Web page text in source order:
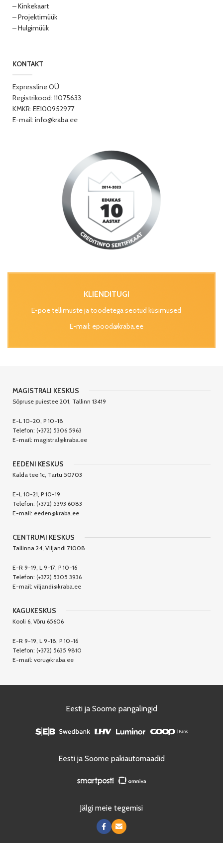
– Kinkekaart
– Projektimüük
– Hulgimüük
KONTAKT
Expressline OÜ
Registrikood: 11075633
KMKR: EE100952977
E-mail: info@kraba.ee
KLIENDITUGI
E-poe tellimuste ja toodetega seotud küsimused
E-mail: epood@kraba.ee
MAGISTRALI KESKUS
Sõpruse puiestee 201, Tallinn 13419
E-L 10-20, P 10-18
Telefon: (+372) 5306 5963
E-mail: magistral@kraba.ee
EEDENI KESKUS
Kalda tee 1c, Tartu 50703
E-L 10-21, P 10-19
Telefon: (+372) 5393 6083
E-mail: eeden@kraba.ee
CENTRUMI KESKUS
Tallinna 24, Viljandi 71008
E-R 9-19, L 9-17, P 10-16
Telefon: (+372) 5305 3936
E-mail: viljandi@kraba.ee
KAGUKESKUS
Kooli 6, Võru 65606
E-R 9-19, L 9-18, P 10-16
Telefon: (+372) 5635 9810
E-mail: voru@kraba.ee
Eesti ja Soome pangalingid
Eesti ja Soome pakiautomaadid
Jälgi meie tegemisi